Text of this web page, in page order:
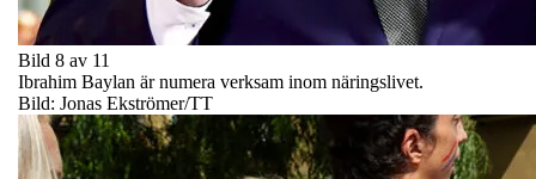
Bild 8 av 11
Ibrahim Baylan är numera verksam inom näringslivet.
Bild: Jonas Ekströmer/TT